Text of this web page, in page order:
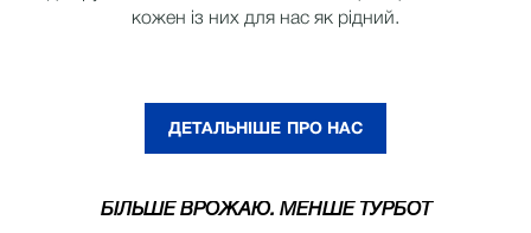
кожен із них для нас як рідний.
ДЕТАЛЬНІШЕ ПРО НАС
БІЛЬШЕ ВРОЖАЮ. МЕНШЕ ТУРБОТ